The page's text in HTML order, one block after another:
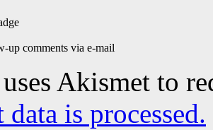
up comments via e-mail
Akismet to
data is processed.